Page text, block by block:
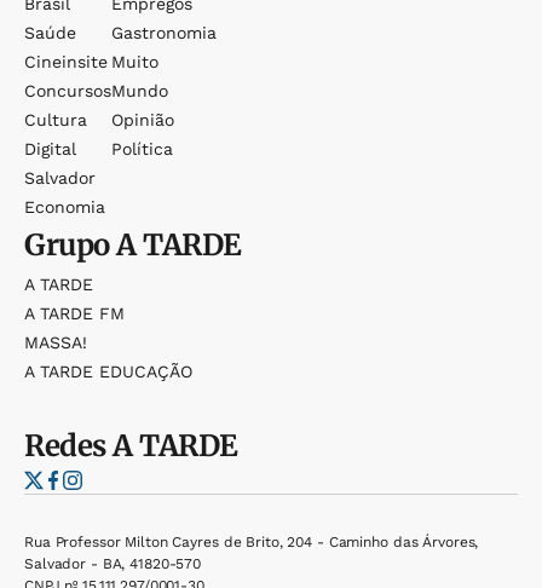
Saúde
Cineinsite
Concursos
Cultura
Digital
Salvador
Economia
Gastronomia
Muito
Mundo
Opinião
Política
GrupoA TARDE
A TARDE
A TARDE FM
MASSA!
A TARDE EDUCAÇÃO
RedesA TARDE
Rua Professor Milton Cayres de Brito, 204 - Caminho das Árvores,
Salvador - BA, 41820-570